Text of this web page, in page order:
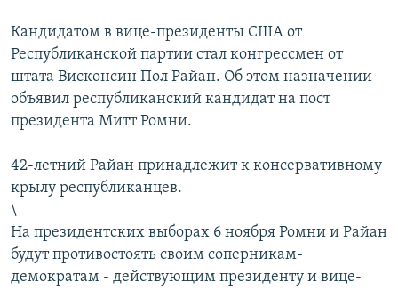
Кандидатом в вице-президенты США от
Республиканской партии стал конгрессмен от
штата Висконсин Пол Райан. Об этом назначении
объявил республиканский кандидат на пост
президента Митт Ромни.
42-летний Райан принадлежит к консервативному
крылу республиканцев.
\
На президентских выборах 6 ноября Ромни и Райан
будут противостоять своим соперникам-
демократам - действующим президенту и вице-